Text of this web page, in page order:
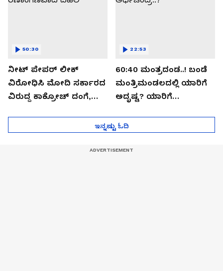
ನೀಟ್ ಪೇಪರ್ ಲೀಕ್
ವಿರೋಧಿಸಿ ಮೋದಿ ಸರ್ಕಾರದ
ವಿರುದ್ದ ಕಾಕ್ರೋಚ್ ದಂಗೆ,
50:30
60:40 ಮಂತ್ರದಂಡ..! ಬಂಡೆ
ಮಂತ್ರಿಮಂಡಲದಲ್ಲಿ ಯಾರಿಗೆ
ಅದೃಷ್ಟ? ಯಾರಿಗೆ
22:53
ಇನ್ನಷ್ಟು ಓದಿ